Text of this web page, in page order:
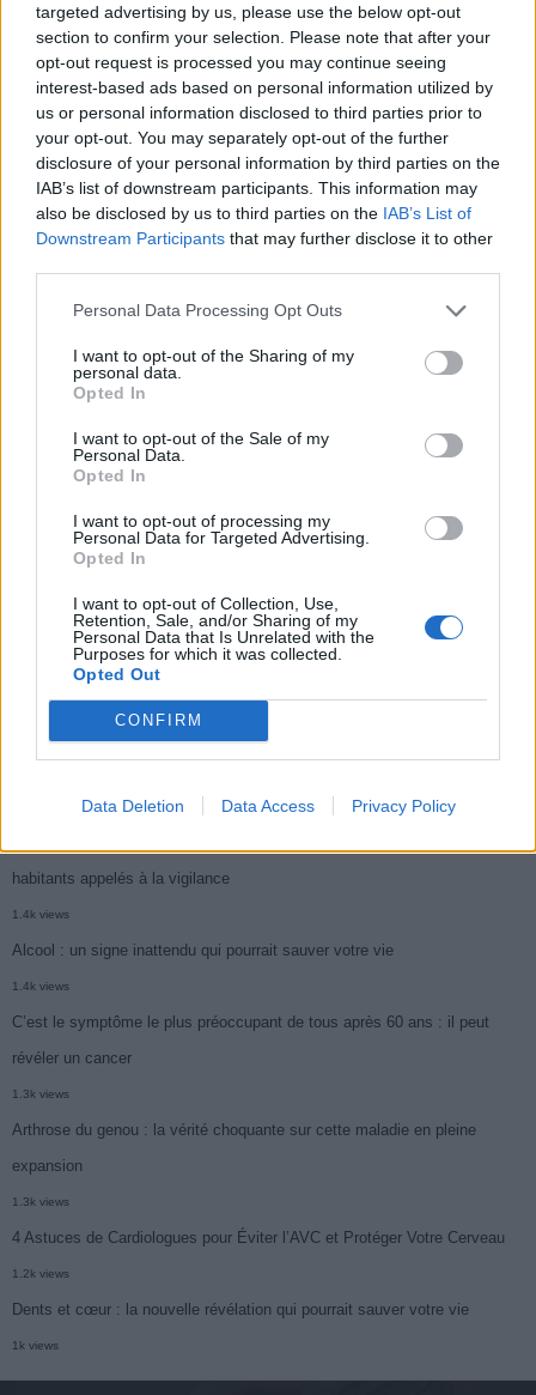
targeted advertising by us, please use the below opt-out
section to confirm your selection. Please note that after your
opt-out request is processed you may continue seeing
interest-based ads based on personal information utilized by
us or personal information disclosed to third parties prior to
your opt-out. You may separately opt-out of the further
disclosure of your personal information by third parties on the
IAB’s list of downstream participants. This information may
also be disclosed by us to third parties on the IAB’s List of
Downstream Participants that may further disclose it to other
Personal Data Processing Opt Outs
I want to opt-out of the Sharing of my
personal data.
Opted In
I want to opt-out of the Sale of my
Personal Data.
Opted In
I want to opt-out of processing my
Personal Data for Targeted Advertising.
Opted In
I want to opt-out of Collection, Use,
Retention, Sale, and/or Sharing of my
Personal Data that Is Unrelated with the
Purposes for which it was collected.
Opted Out
CONFIRM
Data Deletion Data Access Privacy Policy
ARTICLES CONNEXES PLUS DE L'AUTEUR
Santé
Canicule : les conseils
cardiologues pour
Santé
Éclipse du 12 août :
lunettes de sécurité
Santé
Un chewing-gum
combattre le cancer
Médicament retiré en urgence pour risques graves et données falsifiées
Ce cancer mortel explose chez les personnes nées après 1980 : le
Je suis cardiologue et voici le seul chocolat que je valide : c’est le
meilleur pour le cœur
habitants appelés à la vigilance
1.4k views
Alcool : un signe inattendu qui pourrait sauver votre vie
1.4k views
C’est le symptôme le plus préoccupant de tous après 60 ans : il peut
révéler un cancer
1.3k views
Arthrose du genou : la vérité choquante sur cette maladie en pleine
expansion
1.3k views
4 Astuces de Cardiologues pour Éviter l’AVC et Protéger Votre Cerveau
1.2k views
Dents et cœur : la nouvelle révélation qui pourrait sauver votre vie
1k views